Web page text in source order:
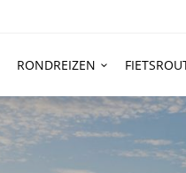
RONDREIZEN